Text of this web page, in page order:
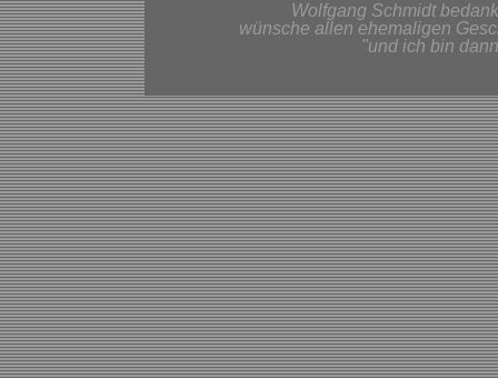
Wolfgang Schmidt
wünsche allen ehemaligen
"und ich bin